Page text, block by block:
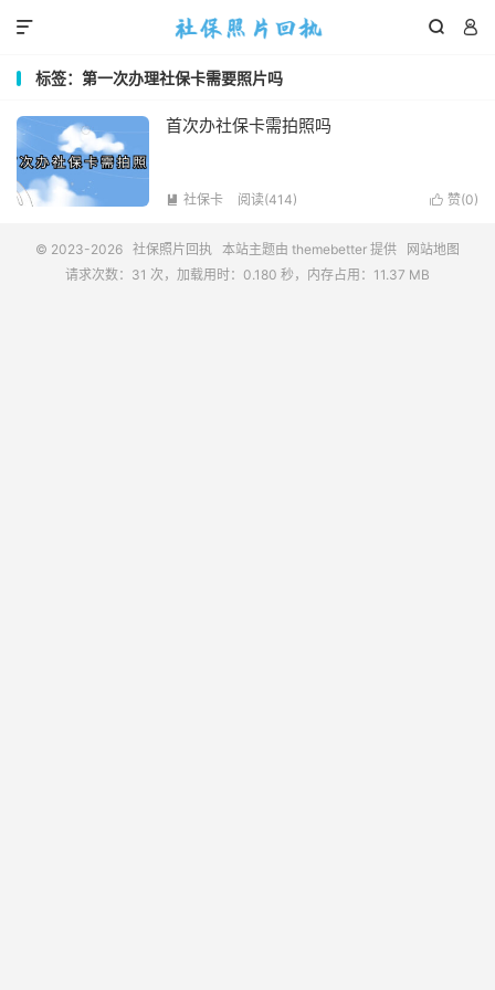
 

标签：第一次办理社保卡需要照片吗
首次办社保卡需拍照吗
 赞(0)
 社保卡 阅读(414)
© 2023-2026 社保照片回执 本站主题由 themebetter 提供
网站地图
请求次数：31 次，加载用时：0.180 秒，内存占用：11.37 MB